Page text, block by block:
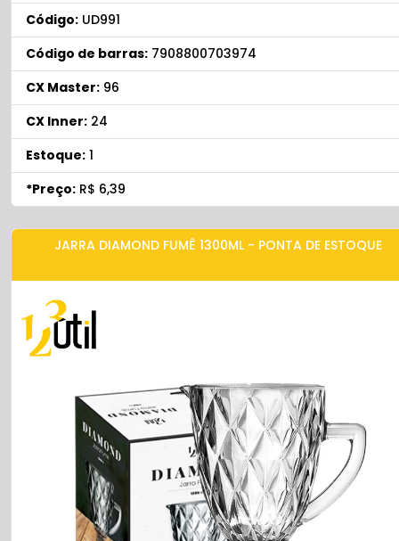
Código: UD991
Código de barras: 7908800703974
CX Master: 96
CX Inner: 24
Estoque: 1
*Preço: R$ 6,39
JARRA DIAMOND FUMÊ 1300ML - PONTA DE ESTOQUE